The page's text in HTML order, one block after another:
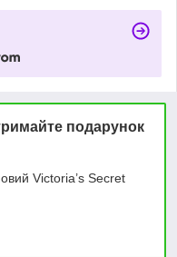
подарунок
Victoria’s Secret